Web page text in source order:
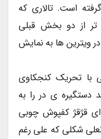
است. تالاری که
تر از دو بخش قبلی
ویترین ها به نمایش
تحریک کنجکاوی
دستگیره ی در را به
قژقژ کفپوش چوبی
شکلی که علی رغم